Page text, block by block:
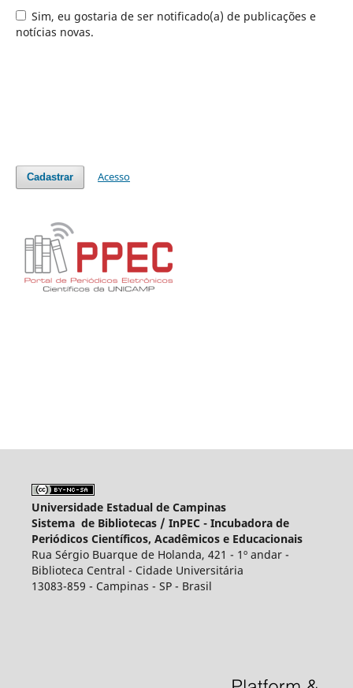
Sim, eu gostaria de ser notificado(a) de publicações e
notícias novas.
Cadastrar Acesso
Universidade Estadual de Campinas
Sistema de Bibliotecas / InPEC - Incubadora de
Periódicos Científicos, Acadêmicos e Educacionais
Rua Sérgio Buarque de Holanda, 421 - 1º andar -
Biblioteca Central - Cidade Universitária
13083-859 - Campinas - SP - Brasil